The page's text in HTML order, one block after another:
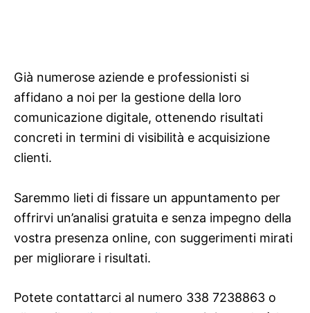
Già numerose aziende e professionisti si
affidano a noi per la gestione della loro
comunicazione digitale, ottenendo risultati
concreti in termini di visibilità e acquisizione
clienti.
Saremmo lieti di fissare un appuntamento per
offrirvi un’analisi gratuita e senza impegno della
vostra presenza online, con suggerimenti mirati
per migliorare i risultati.
Potete contattarci al numero 338 7238863 o